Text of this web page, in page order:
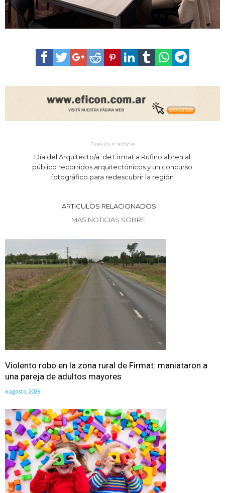
Previous article
Día del Arquitecto/a: de Firmat a Rufino abren al
público recorridos arquitectónicos y un concurso
fotográfico para redescubrir la región
ARTICULOS RELACIONADOS
MAS NOTICIAS SOBRE
Violento robo en la zona rural de Firmat: maniataron a
una pareja de adultos mayores
6 agosto, 2026